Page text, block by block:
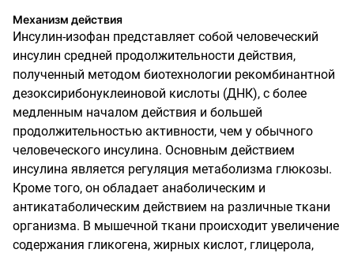
Механизм действия
Инсулин-изофан представляет собой человеческий
инсулин средней продолжительности действия,
полученный методом биотехнологии рекомбинантной
дезоксирибонуклеиновой кислоты (ДНК), с более
медленным началом действия и большей
продолжительностью активности, чем у обычного
человеческого инсулина. Основным действием
инсулина является регуляция метаболизма глюкозы.
Кроме того, он обладает анаболическим и
антикатаболическим действием на различные ткани
организма. В мышечной ткани происходит увеличение
содержания гликогена, жирных кислот, глицерола,